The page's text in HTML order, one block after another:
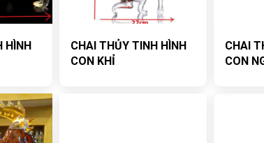
HÌNH
CHAI THỦY TINH HÌNH
CON KHỈ
CHAI
CON